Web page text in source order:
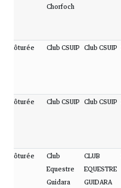
Chorfoch
Club CSUIP
Club CSUIP
Clôturée
Club CSUIP
Club CSUIP
Clôturée
CLUB
EQUESTRE
GUIDARA
Club
Equestre
Guidara
Clôturée